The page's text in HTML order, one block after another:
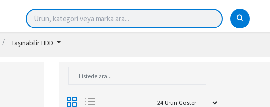
Taşınabilir HDD